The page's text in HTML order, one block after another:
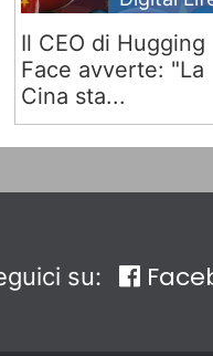
Il CEO di Hugging
Face avverte: "La
Cina sta...
su: